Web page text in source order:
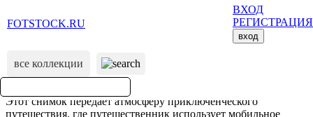
FOTSTOCK.RU
ВХОД
РЕГИСТРАЦИЯ
вход
все коллекции